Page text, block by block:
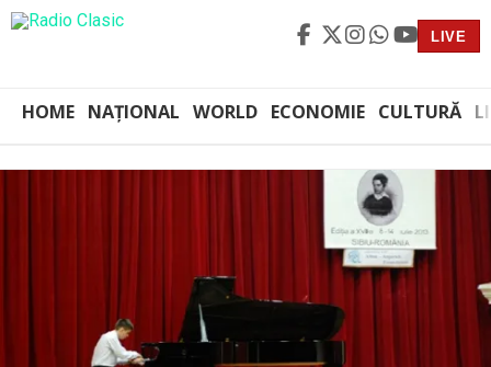
LIVE
HOME NAȚIONAL WORLD ECONOMIE CULTURĂ